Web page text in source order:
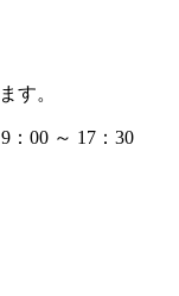
す。
：00 ～ 17：30